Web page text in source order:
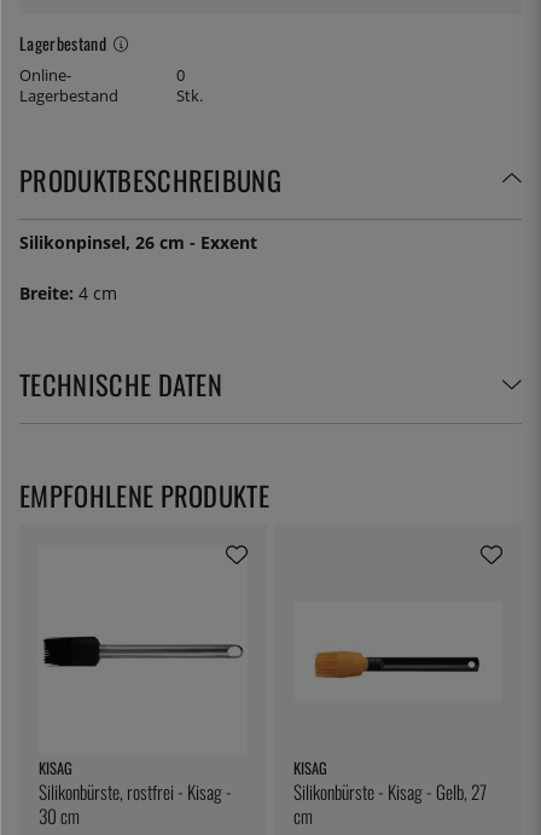
Lagerbestand
Online-
Lagerbestand
0
Stk.
PRODUKTBESCHREIBUNG
Silikonpinsel, 26 cm - Exxent
Breite: 4 cm
TECHNISCHE DATEN
KISAG
Silikonbürste, rostfrei - Kisag -
30 cm
KISAG
Silikonbürste - Kisag - Gelb, 27
cm
EMPFOHLENE PRODUKTE